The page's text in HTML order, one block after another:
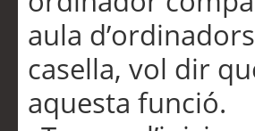
aula
casella, vol dir
aquesta funció.